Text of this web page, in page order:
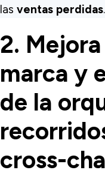
las ventas perdidas.
2.
marca y
de la
cross-